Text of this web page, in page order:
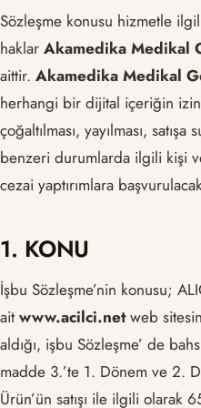
Sözleşme konusu hizmetle
haklar Akamedika Medikal
aittir. Akamedika Medikal
herhangi bir dijital içeriğin
çoğaltılması, yayılması,
benzeri durumlarda ilgili kişi
cezai yaptırımlara
1. KONU
İşbu Sözleşme’nin konusu;
ait www.acilci.netweb
aldığı, işbu Sözleşme’ de
madde 3.’te 1. Dönem ve 2.
Ürün’ün satışı ile ilgili olarak